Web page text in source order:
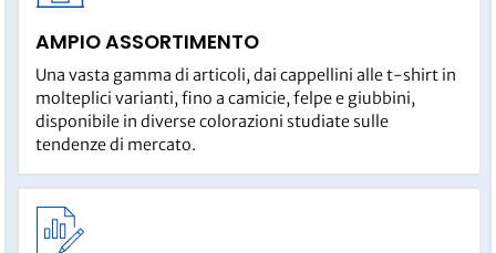
AMPIO ASSORTIMENTO
Una vasta gamma di articoli, dai cappellini alle t-shirt in
molteplici varianti, fino a camicie, felpe e giubbini,
disponibile in diverse colorazioni studiate sulle
tendenze di mercato.